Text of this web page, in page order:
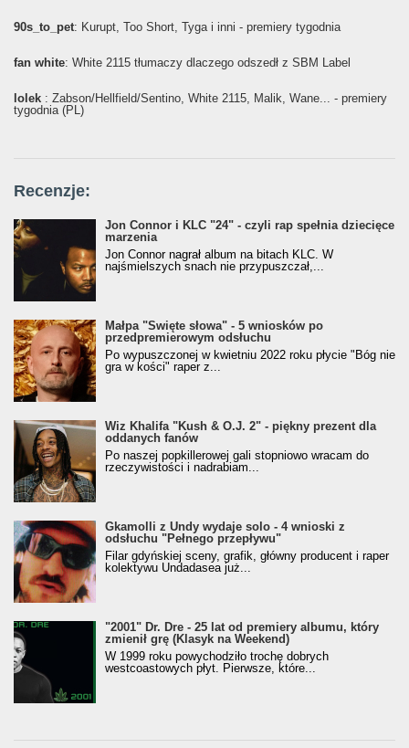
90s_to_pet: Kurupt, Too Short, Tyga i inni - premiery tygodnia
fan white: White 2115 tłumaczy dlaczego odszedł z SBM Label
lolek : Żabson/Hellfield/Sentino, White 2115, Malik, Wane... - premiery
tygodnia (PL)
Recenzje:
Jon Connor i KLC "24" - czyli rap spełnia dziecięce
marzenia
Jon Connor nagrał album na bitach KLC. W
najśmielszych snach nie przypuszczał,...
Małpa "Święte słowa" - 5 wniosków po
przedpremierowym odsłuchu
Po wypuszczonej w kwietniu 2022 roku płycie "Bóg nie
gra w kości" raper z...
Wiz Khalifa "Kush & O.J. 2" - piękny prezent dla
oddanych fanów
Po naszej popkillerowej gali stopniowo wracam do
rzeczywistości i nadrabiam...
Gkamolli z Undy wydaje solo - 4 wnioski z
odsłuchu "Pełnego przepływu"
Filar gdyńskiej sceny, grafik, główny producent i raper
kolektywu Undadasea już...
"2001" Dr. Dre - 25 lat od premiery albumu, który
zmienił grę (Klasyk na Weekend)
W 1999 roku powychodziło trochę dobrych
westcoastowych płyt. Pierwsze, które...